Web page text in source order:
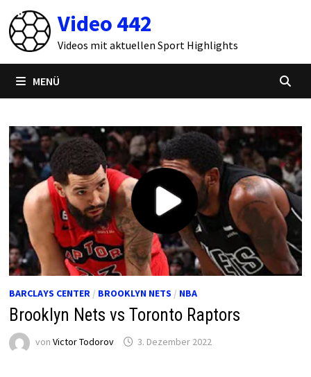
Zum
Inhalt
springen
Video 442
Videos mit aktuellen Sport Highlights
MENÜ
BARCLAYS CENTER/ BROOKLYN NETS / NBA
Brooklyn Nets vs Toronto Raptors
von Victor Todorov 3. Dezember 2022